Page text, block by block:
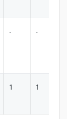
- -
1 1